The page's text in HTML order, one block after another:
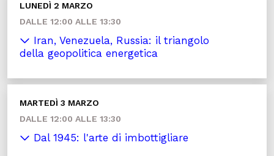
LUNEDÌ 2 MARZO
DALLE 12:00 ALLE 13:30
Iran, Venezuela, Russia: il triangolo
della geopolitica energetica
MARTEDÌ 3 MARZO
DALLE 12:00 ALLE 13:30
Dal 1945: l'arte di imbottigliare